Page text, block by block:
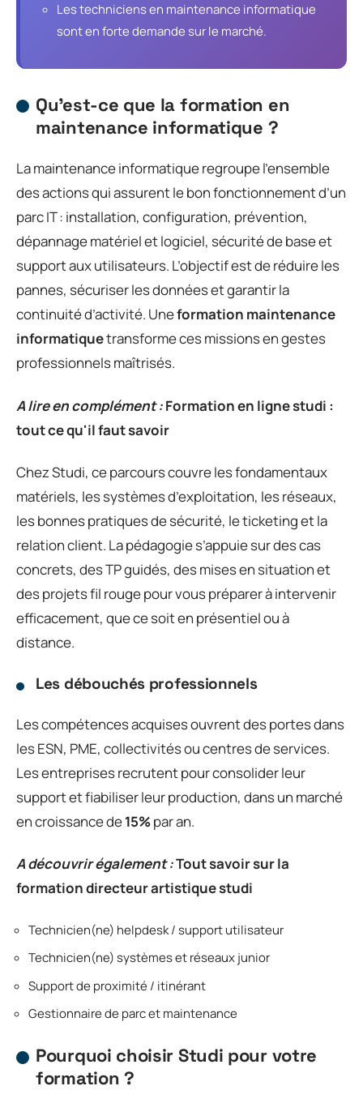
Les techniciens en maintenance informatique
sont en forte demande sur le marché.
Qu’est-ce que la formation en
maintenance informatique ?
La maintenance informatique regroupe l’ensemble
des actions qui assurent le bon fonctionnement d’un
parc IT : installation, configuration, prévention,
dépannage matériel et logiciel, sécurité de base et
support aux utilisateurs. L’objectif est de réduire les
pannes, sécuriser les données et garantir la
continuité d’activité. Uneformation maintenance
informatiquetransforme ces missions en gestes
professionnels maîtrisés.
A lire en complément :Formation en ligne studi :
tout ce qu'il faut savoir
Chez Studi, ce parcours couvre les fondamentaux
matériels, les systèmes d’exploitation, les réseaux,
les bonnes pratiques de sécurité, le ticketing et la
relation client. La pédagogie s’appuie sur des cas
concrets, des TP guidés, des mises en situation et
des projets fil rouge pour vous préparer à intervenir
efficacement, que ce soit en présentiel ou à
distance.
Les débouchés professionnels
Les compétences acquises ouvrent des portes dans
les ESN, PME, collectivités ou centres de services.
Les entreprises recrutent pour consolider leur
support et fiabiliser leur production, dans un marché
en croissance de15%par an.
A découvrir également :Tout savoir sur la
formation directeur artistique studi
Technicien(ne) helpdesk / support utilisateur
Technicien(ne) systèmes et réseaux junior
Support de proximité / itinérant
Gestionnaire de parc et maintenance
Pourquoi choisir Studi pour votre
formation ?